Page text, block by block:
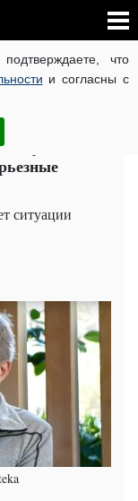
что
и согласны с
КОРОНАВИРУС В
УКРАЇНСЬКОЮ
ситуации